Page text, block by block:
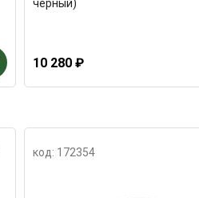
черный)
10 280 ₽
код: 172354